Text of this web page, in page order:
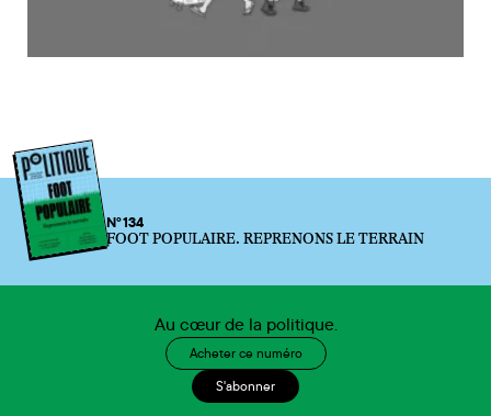
N°134
FOOT POPULAIRE. REPRENONS LE TERRAIN
Au cœur de la politique.
Acheter ce numéro
S'abonner